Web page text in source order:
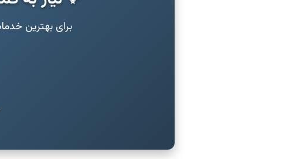
برای بهترین